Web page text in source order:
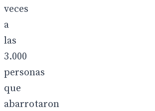
veces
a
las
3.000
personas
que
abarrotaron